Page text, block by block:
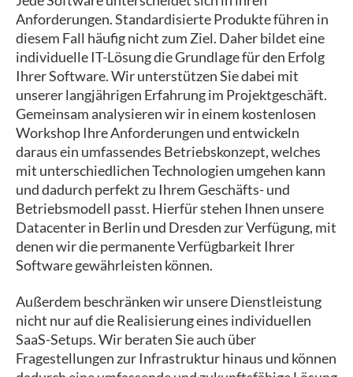
Anforderungen. Standardisierte Produkte führen in
diesem Fall häufig nicht zum Ziel. Daher bildet eine
individuelle IT-Lösung die Grundlage für den Erfolg
Ihrer Software. Wir unterstützen Sie dabei mit
unserer langjährigen Erfahrung im Projektgeschäft.
Gemeinsam analysieren wir in einem kostenlosen
Workshop Ihre Anforderungen und entwickeln
daraus ein umfassendes Betriebskonzept, welches
mit unterschiedlichen Technologien umgehen kann
und dadurch perfekt zu Ihrem Geschäfts- und
Betriebsmodell passt. Hierfür stehen Ihnen unsere
Datacenter in Berlin und Dresden zur Verfügung, mit
denen wir die permanente Verfügbarkeit Ihrer
Software gewährleisten können.
Außerdem beschränken wir unsere Dienstleistung
nicht nur auf die Realisierung eines individuellen
SaaS-Setups. Wir beraten Sie auch über
Fragestellungen zur Infrastruktur hinaus und können